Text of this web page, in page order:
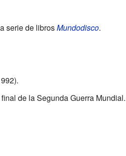
serie de librosMundodisco.
de la Segunda Guerra Mundial.